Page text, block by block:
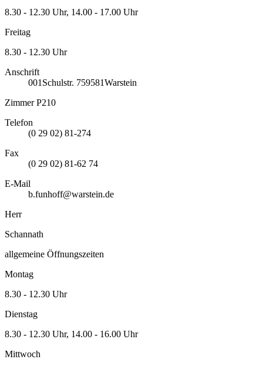
8.30 - 12.30 Uhr, 14.00 - 17.00 Uhr
Freitag
8.30 - 12.30 Uhr
Anschrift
001 Schulstr. 759581Warstein
Zimmer P210
Telefon
(0 29 02) 81-274
Fax
(0 29 02) 81-62 74
E-Mail
b.funhoff@warstein.de
Herr
Schannath
allgemeine Öffnungszeiten
Montag
8.30 - 12.30 Uhr
Dienstag
8.30 - 12.30 Uhr, 14.00 - 16.00 Uhr
Mittwoch